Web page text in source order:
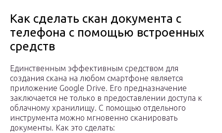
Как сделать скан документа с
телефона с помощью встроенных
средств
Единственным эффективным средством для
создания скана на любом смартфоне является
приложение Google Drive. Его предназначение
заключается не только в предоставлении доступа к
облачному хранилищу. С помощью отдельного
инструмента можно мгновенно сканировать
документы. Как это сделать: